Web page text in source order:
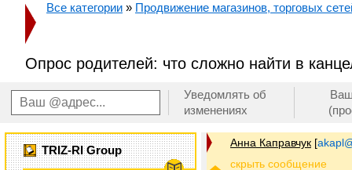
Все категории » Продвижение магазинов, торговых
Опрос родителей: что сложно найти в
Уведомлять об
изменениях
TRIZ-RI Group
Анна Каправчук [